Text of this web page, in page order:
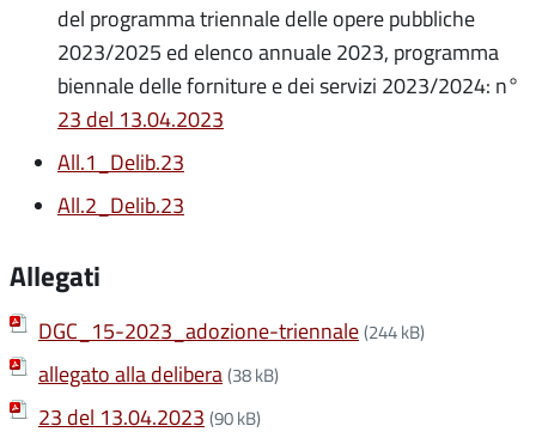
del programma triennale delle opere pubbliche
2023/2025 ed elenco annuale 2023, programma
biennale delle forniture e dei servizi 2023/2024: n°
23 del 13.04.2023
All.1_Delib.23
All.2_Delib.23
Allegati
DGC_15-2023_adozione-triennale(244 kB)
allegato alla delibera(38 kB)
23 del 13.04.2023 (90 kB)